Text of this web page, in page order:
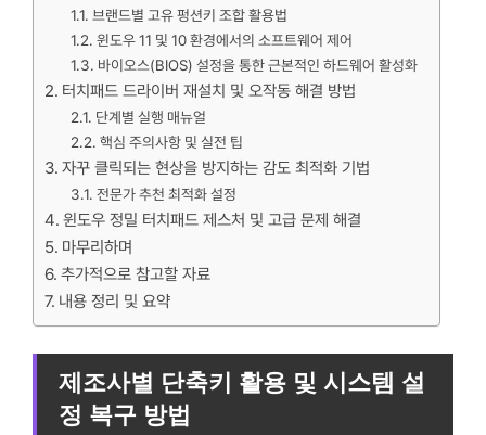
브랜드별 고유 펑션키 조합 활용법
윈도우 11 및 10 환경에서의 소프트웨어 제어
바이오스(BIOS) 설정을 통한 근본적인 하드웨어 활성화
터치패드 드라이버 재설치 및 오작동 해결 방법
단계별 실행 매뉴얼
핵심 주의사항 및 실전 팁
자꾸 클릭되는 현상을 방지하는 감도 최적화 기법
전문가 추천 최적화 설정
윈도우 정밀 터치패드 제스처 및 고급 문제 해결
마무리하며
추가적으로 참고할 자료
내용 정리 및 요약
제조사별 단축키 활용 및 시스템 설
정 복구 방법